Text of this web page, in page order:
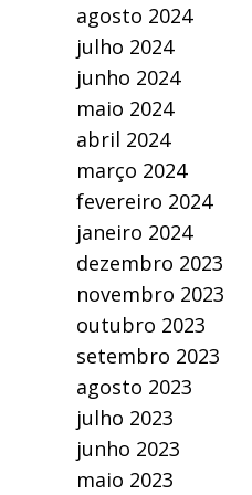
agosto 2024
julho 2024
junho 2024
maio 2024
abril 2024
março 2024
fevereiro 2024
janeiro 2024
dezembro 2023
novembro 2023
outubro 2023
setembro 2023
agosto 2023
julho 2023
junho 2023
maio 2023